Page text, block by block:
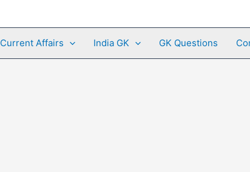
Current Affairs India GK GK Questions